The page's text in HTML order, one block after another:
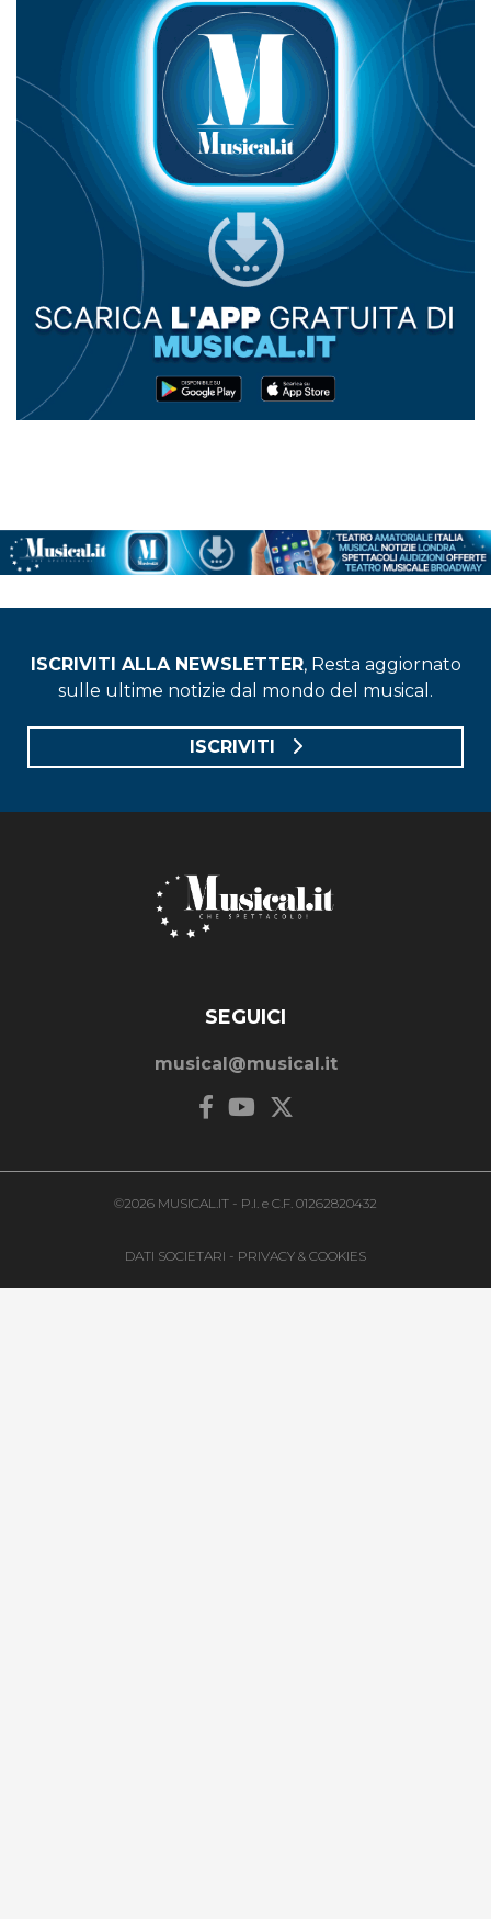
ISCRIVITI ALLA NEWSLETTER, Resta aggiornato
sulle ultime notizie dal mondo del musical.
ISCRIVITI
SEGUICI
musical@musical.it
©2026 MUSICAL.IT - P.I. e C.F. 01262820432
DATI SOCIETARI - PRIVACY & COOKIES